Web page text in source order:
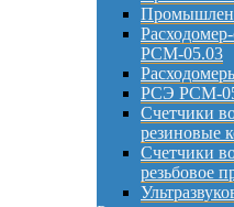
РСМ-05.03
РСЭ РСМ-
Счетчики
резиновые
Счетчики
резьбовое